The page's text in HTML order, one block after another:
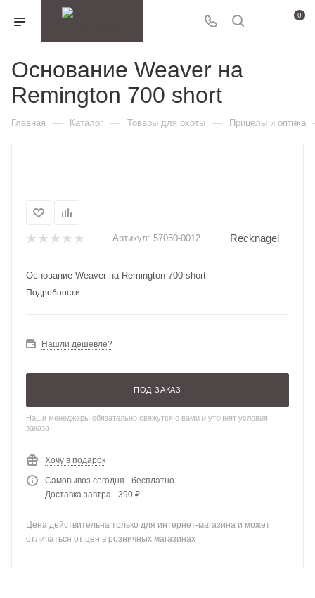
0
Основание Weaver на
Remington 700 short
Главная — Каталог — Товары для охоты — Прицелы и оптика
Артикул: 57050-0012 Recknagel
Основание Weaver на Remington 700 short
Подробности
Нашли дешевле?
ПОД ЗАКАЗ
Наши менеджеры обязательно свяжутся с вами и уточнят условия
заказа
Хочу в подарок
Самовывоз сегодня - бесплатно
Доставка завтра - 390 ₽
Цена действительна только для интернет-магазина и может
отличаться от цен в розничных магазинах